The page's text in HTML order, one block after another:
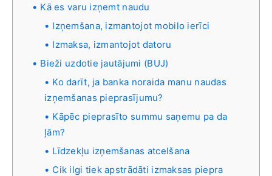
Kā es varu izņemt naudu
Izņemšana, izmantojot mobilo ierīci
Izmaksa, izmantojot datoru
Bieži uzdotie jautājumi (BUJ)
Ko darīt, ja banka noraida manu naudas
izņemšanas pieprasījumu?
Kāpēc pieprasīto summu saņemu pa da
ļām?
Līdzekļu izņemšanas atcelšana
Cik ilgi tiek apstrādāti izmaksas piepra